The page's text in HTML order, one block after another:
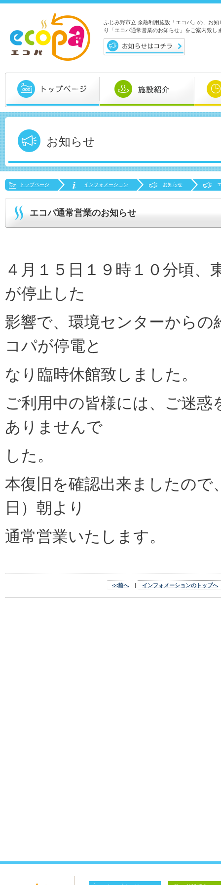
ふじみ野市立 余熱利用施設「エコパ」の、お知
り「エコパ通常営業のお知らせ」をご案内致し
お知らせ
トップページ インフォメーション お知らせ
エコパ通常営業のお知らせ
４月１５日１９時１０分頃、
が停止した
影響で、環境センターからの
コパが停電と
なり臨時休館致しました。
ご利用中の皆様には、ご迷惑
ありませんで
した。
本復旧を確認出来ましたので
日）朝より
通常営業いたします。
<<前へ | インフォメーションのトップへ